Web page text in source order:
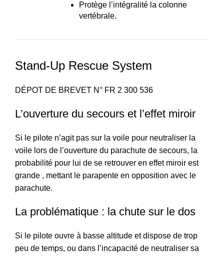
Protège l’intégralité la colonne
vertébrale.
Stand-Up Rescue System
DÉPOT DE BREVET N° FR 2 300 536
L’ouverture du secours et l’effet miroir
Si le pilote n’agit pas sur la voile pour neutraliser la
voile lors de l’ouverture du parachute de secours, la
probabilité pour lui de se retrouver en effet miroir est
grande , mettant le parapente en opposition avec le
parachute.
La problématique : la chute sur le dos
Si le pilote ouvre à basse altitude et dispose de trop
peu de temps, ou dans l’incapacité de neutraliser sa